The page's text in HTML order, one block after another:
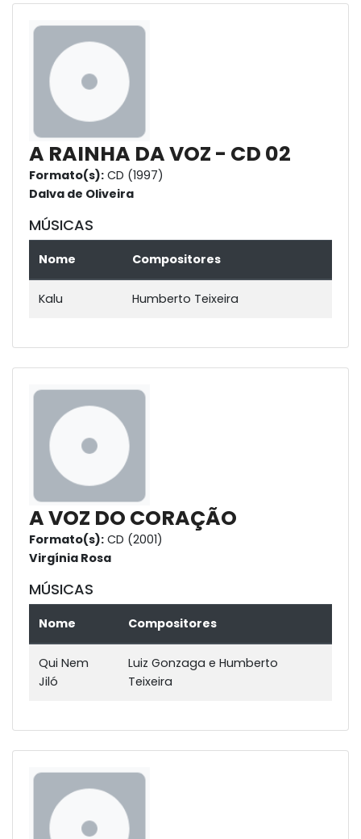
A RAINHA DA VOZ - CD 02
Formato(s): CD (1997)
Dalva de Oliveira
MÚSICAS
Nome Compositores
Kalu Humberto Teixeira
A VOZ DO CORAÇÃO
Formato(s): CD (2001)
Virgínia Rosa
MÚSICAS
Nome Compositores
Qui Nem
Jiló
Luiz Gonzaga e Humberto
Teixeira